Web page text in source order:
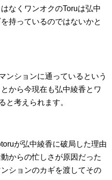
なくワンオクのToruは弘中
持っているのではないかと
ンションに通っているという
から今現在も弘中綾香とワ
と考えられます。
が弘中綾香に破局した理由
からの忙しさが原因だった
ションのカギを渡してその